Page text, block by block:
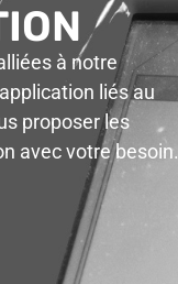
à notre
liés au
proposer les
avec votre besoin.